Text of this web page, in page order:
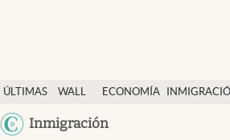
ÚLTIMAS
NOTICIAS
WALL
Y
ECONOMÍA
Inmigración
Finanzas y economía
Wall Street y dólar